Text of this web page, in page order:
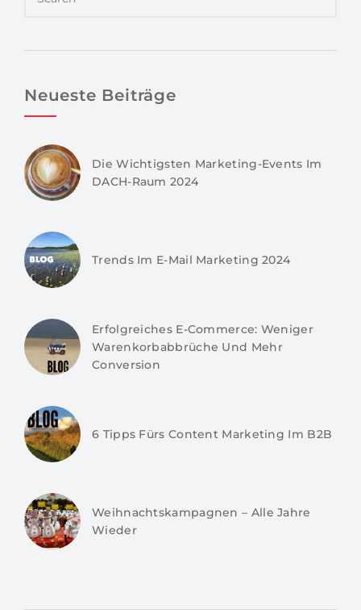
Neueste Beiträge
Die Wichtigsten Marketing-Events Im
DACH-Raum 2024
Trends Im E-Mail Marketing 2024
Erfolgreiches E-Commerce: Weniger
Warenkorbabbrüche Und Mehr
Conversion
6 Tipps Fürs Content Marketing Im B2B
Weihnachtskampagnen – Alle Jahre
Wieder